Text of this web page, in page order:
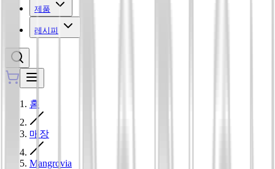
제품
레시피
홈
매장
Mangrovia